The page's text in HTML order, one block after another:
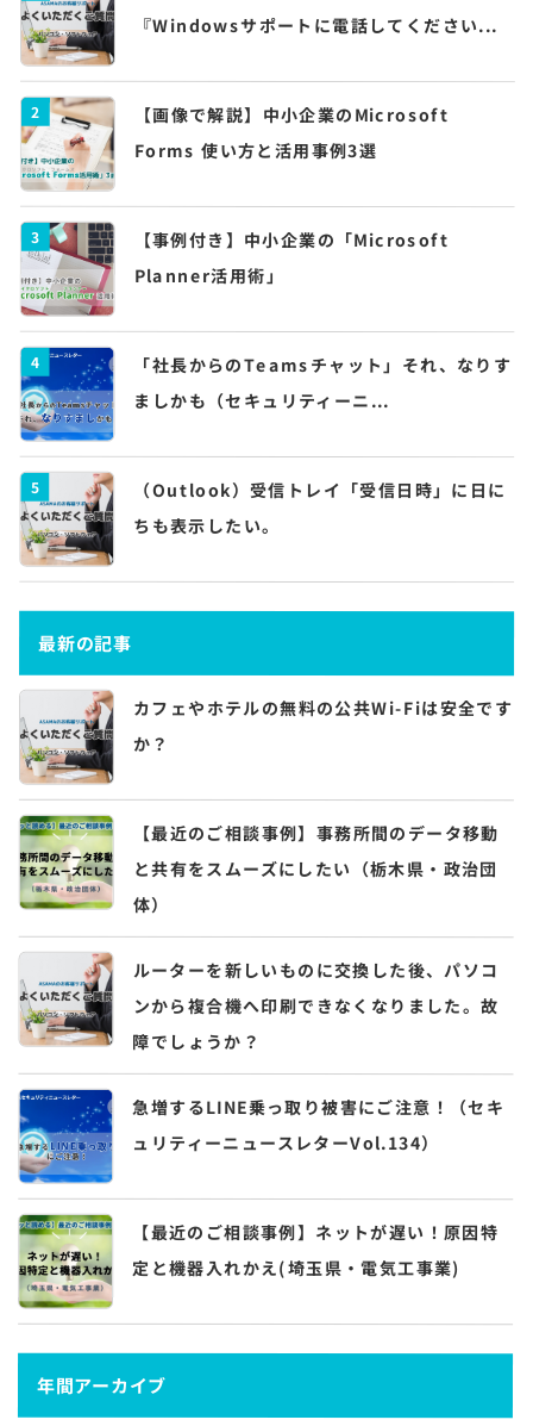
『Windowsサポートに電話してください...
2 【画像で解説】中小企業のMicrosoft
Forms 使い方と活用事例3選
3 【事例付き】中小企業の「Microsoft
Planner活用術」
4 「社長からのTeamsチャット」それ、なりす
ましかも（セキュリティーニ...
5 （Outlook）受信トレイ「受信日時」に日に
ちも表示したい。
最新の記事
カフェやホテルの無料の公共Wi-Fiは安全です
か？
【最近のご相談事例】事務所間のデータ移動
と共有をスムーズにしたい（栃木県・政治団
体）
ルーターを新しいものに交換した後、パソコ
ンから複合機へ印刷できなくなりました。故
障でしょうか？
急増するLINE乗っ取り被害にご注意！（セキ
ュリティーニュースレターVol.134）
【最近のご相談事例】ネットが遅い！原因特
定と機器入れかえ(埼玉県・電気工事業)
年間アーカイブ